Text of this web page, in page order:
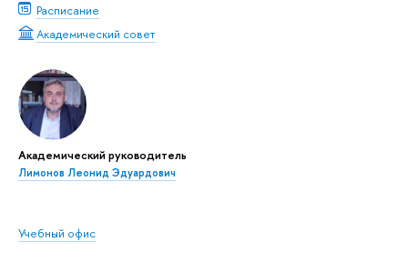
Расписание
Академический совет
Академический руководитель
Лимонов Леонид Эдуардович
Учебный офис